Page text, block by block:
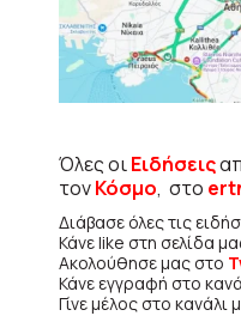
Όλες οιΕιδήσεις
τονΚόσμο, στο
Διάβασε όλες τις
Κάνε like στη σελίδα
Ακολούθησε μας στο
Κάνε εγγραφή στο
Γίνε μέλος στο κανάλι